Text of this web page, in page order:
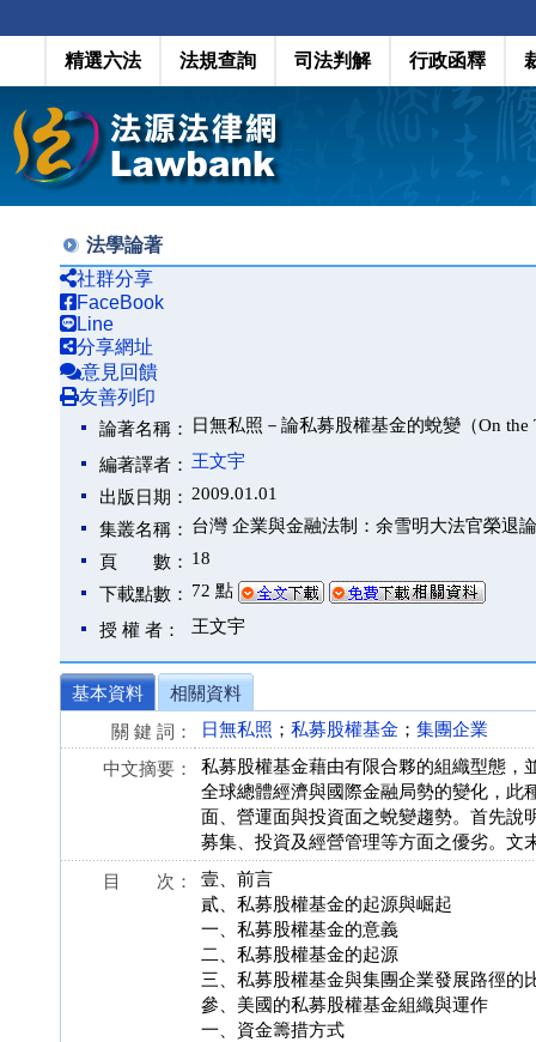
精選六法 法規查詢 司法判解 行政函釋
法學論著
社群分享
FaceBook
Line
分享網址
意見回饋
友善列印
論著名稱： 日無私照－論私募股權基金的蛻變（On the
編著譯者： 王文宇
出版日期： 2009.01.01
集叢名稱： 台灣 企業與金融法制：余雪明大法官榮退
頁 數： 18
下載點數： 72 點
授 權 者： 王文宇
基本資料
相關資料
關 鍵 詞：
日無私照 ； 私募股權基金 ； 集團企業
中文摘要：
私募股權基金藉由有限合夥的組織型態，
全球總體經濟與國際金融局勢的變化，此
面、營運面與投資面之蛻變趨勢。首先說
募集、投資及經營管理等方面之優劣。文
目 次：
壹、前言
貳、私募股權基金的起源與崛起
一、私募股權基金的意義
二、私募股權基金的起源
三、私募股權基金與集團企業發展路徑的
參、美國的私募股權基金組織與運作
一、資金籌措方式